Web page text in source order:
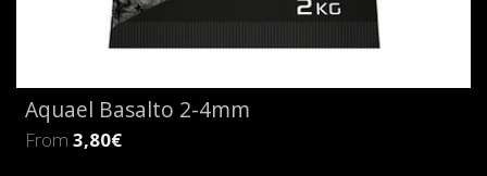
Aquael Basalto 2-4mm
From 3,80€